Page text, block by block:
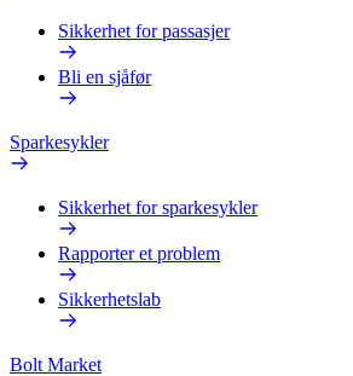
Sikkerhet for passasjer
Bli en sjåfør
Sparkesykler
Sikkerhet for sparkesykler
Rapporter et problem
Sikkerhetslab
Bolt Market